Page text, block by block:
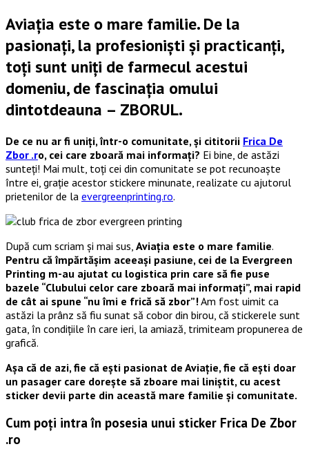
Aviația este o mare familie. De la
pasionați, la profesioniști și practicanți,
toți sunt uniți de farmecul acestui
domeniu, de fascinația omului
dintotdeauna – ZBORUL.
De ce nu ar fi uniți, într-o comunitate, și cititorii Frica De
Zbor .ro, cei care zboară mai informați? Ei bine, de astăzi
sunteți! Mai mult, toți cei din comunitate se pot recunoaște
între ei, grație acestor stickere minunate, realizate cu ajutorul
prietenilor de la evergreenprinting.ro.
După cum scriam și mai sus, Aviația este o mare familie.
Pentru că împărtășim aceeași pasiune, cei de la Evergreen
Printing m-au ajutat cu logistica prin care să fie puse
bazele “Clubului celor care zboară mai informați”, mai rapid
de cât ai spune “nu îmi e frică să zbor”!Am fost uimit ca
astăzi la prânz să fiu sunat să cobor din birou, că stickerele sunt
gata, în condițiile în care ieri, la amiază, trimiteam propunerea de
grafică.
Așa că de azi, fie că ești pasionat de Aviație, fie că ești doar
un pasager care dorește să zboare mai liniștit, cu acest
sticker devii parte din această mare familie și comunitate.
Cum poți intra în posesia unui sticker Frica De Zbor
.ro